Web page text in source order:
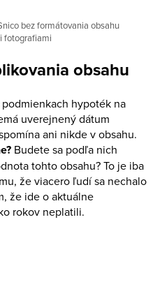
bez formátovania obsahu
fotografiami
obsahu
hypoték na
uverejnený dátum
ani nikde v obsahu.
Budete sa podľa nich
tohto obsahu? To je iba
že viacero ľudí sa nechalo
že ide o aktuálne
rokov neplatili.